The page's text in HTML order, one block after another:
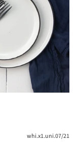
whi.x1.uni.07/21